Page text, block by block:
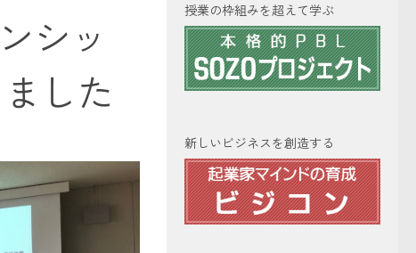
シッ
した
授業の枠組みを超えて学ぶ
新しいビジネスを創造する